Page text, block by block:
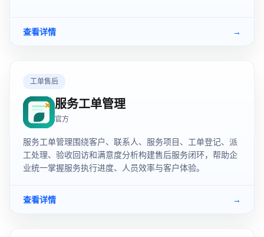
查看详情 →
工单售后
服务工单管理
官方
服务工单管理围绕客户、联系人、服务项目、工单登记、派
工处理、验收回访和满意度分析构建售后服务闭环，帮助企
业统一掌握服务执行进度、人员效率与客户体验。
查看详情 →